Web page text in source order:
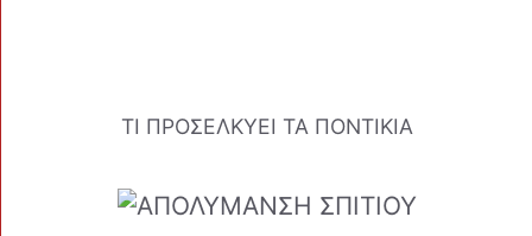
ΤΙ ΠΡΟΣΕΛΚΥΕΙ ΤΑ ΠΟΝΤΙΚΙΑ